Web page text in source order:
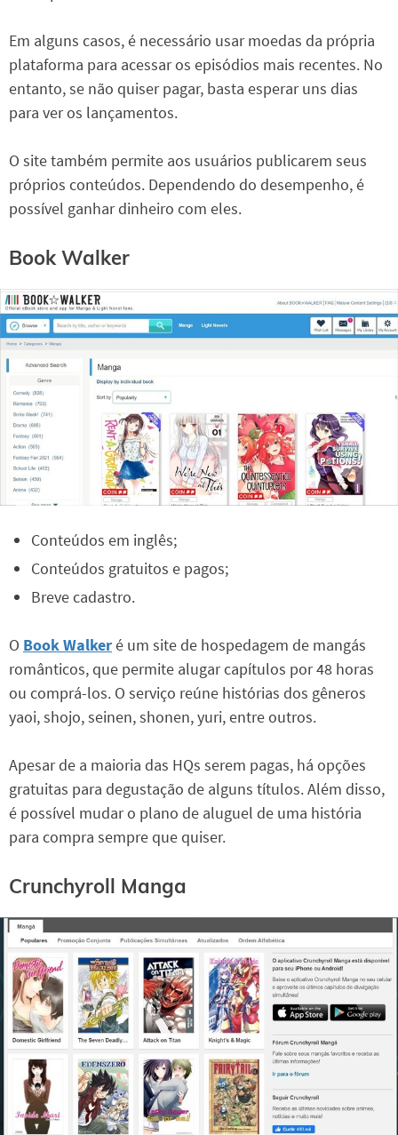
Em alguns casos, é necessário usar moedas da própria
plataforma para acessar os episódios mais recentes. No
entanto, se não quiser pagar, basta esperar uns dias
para ver os lançamentos.
O site também permite aos usuários publicarem seus
próprios conteúdos. Dependendo do desempenho, é
possível ganhar dinheiro com eles.
Book Walker
Conteúdos em inglês;
Conteúdos gratuitos e pagos;
Breve cadastro.
O Book Walkeré um site de hospedagem de mangás
românticos, que permite alugar capítulos por 48 horas
ou comprá-los. O serviço reúne histórias dos gêneros
yaoi, shojo, seinen, shonen, yuri, entre outros.
Apesar de a maioria das HQs serem pagas, há opções
gratuitas para degustação de alguns títulos. Além disso,
é possível mudar o plano de aluguel de uma história
para compra sempre que quiser.
Crunchyroll Manga